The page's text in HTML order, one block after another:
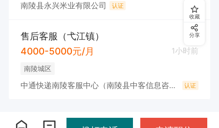
南陵县永兴米业有限公司 认证
售后客服（弋江镇）
4000-5000元/月
1小时前
南陵城区
中通快递南陵客服中心（南陵县中客信息咨询服务部） 认证
收藏
分享